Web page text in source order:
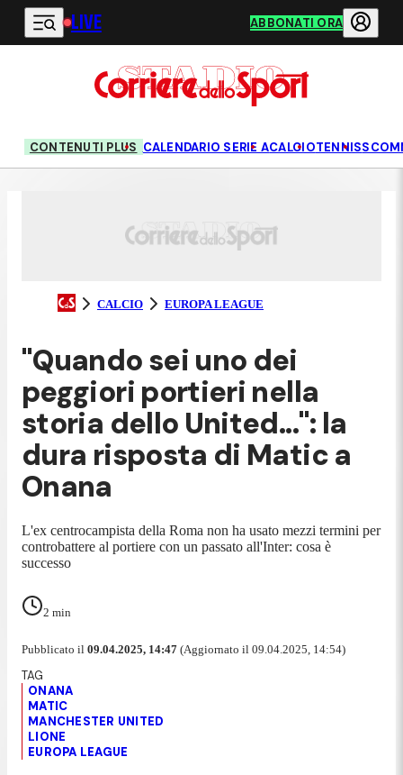
Vai al contenuto principale
LIVE ABBONATI ORA
CONTENUTI PLUS CALENDARIO SERIE ACALCIOTENNIS
CALCIO EUROPA LEAGUE
"Quando sei uno dei
peggiori portieri nella
storia dello United...": la
dura risposta di Matic a
Onana
L'ex centrocampista della Roma non ha usato mezzi termini per
controbattere al portiere con un passato all'Inter: cosa è
successo
2 min
Pubblicato il 09.04.2025, 14:47 (Aggiornato il 09.04.2025, 14:54)
ONANA
MATIC
MANCHESTER UNITED
LIONE
EUROPA LEAGUE